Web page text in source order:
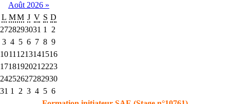
Août 2026 »
L MM J V S D
2728293031 1
2
3 4 5 6 7 8 9
1011 1213141516
1718192021 2223
24252627282930
31 1 2 3 4 5 6